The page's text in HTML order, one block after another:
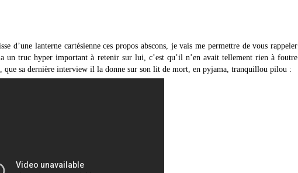
d’une lanterne cartésienne ces propos abscons, je vais me permettre de vous rappeler
un truc hyper important à retenir sur lui, c’est qu’il n’en avait tellement rien à foutre
que sa dernière interview il la donne sur son lit de mort, en pyjama, tranquillou pilou :